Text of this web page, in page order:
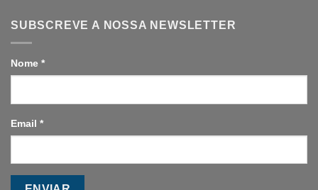
SUBSCREVE A NOSSA NEWSLETTER
Nome *
Email *